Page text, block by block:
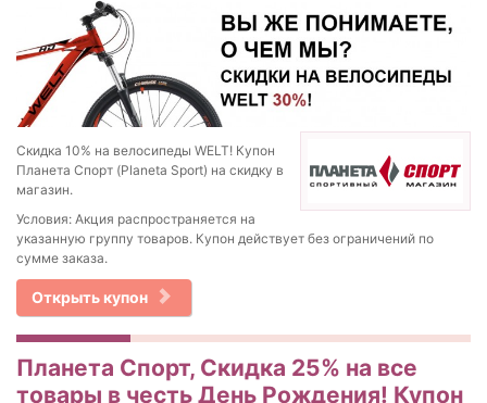
Скидка 10% на велосипеды WELT! Купон
Планета Спорт (Planeta Sport) на скидку в
магазин.
Условия: Акция распространяется на
указанную группу товаров. Купон действует без ограничений по
сумме заказа.
Открыть купон
Планета Спорт, Скидка 25% на все
товары в честь День Рождения! Купон